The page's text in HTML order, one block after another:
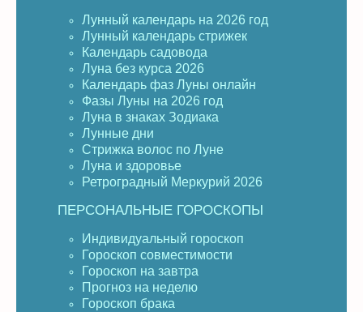
Лунный календарь на 2026 год
Лунный календарь стрижек
Календарь садовода
Луна без курса 2026
Календарь фаз Луны онлайн
Фазы Луны на 2026 год
Луна в знаках Зодиака
Лунные дни
Стрижка волос по Луне
Луна и здоровье
Ретроградный Меркурий 2026
ПЕРСОНАЛЬНЫЕ ГОРОСКОПЫ
Индивидуальный гороскоп
Гороскоп совместимости
Гороскоп на завтра
Прогноз на неделю
Гороскоп брака